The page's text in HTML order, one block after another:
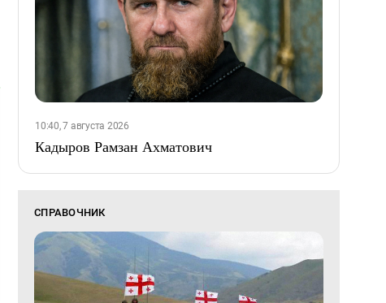
10:40, 7 августа 2026
Кадыров Рамзан Ахматович
СПРАВОЧНИК